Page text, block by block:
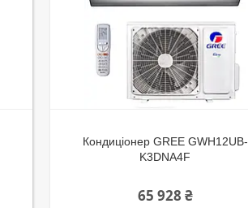
Кондиціонер GREE GWH12UB-
K3DNA4F
65 928 ₴